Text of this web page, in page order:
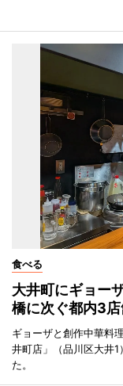
食べる
大井町にギョー
橋に次ぐ都内3店
ギョーザと創作中華料
井町店」（品川区大井
た。